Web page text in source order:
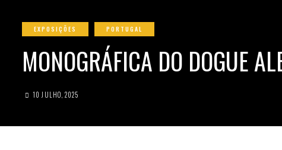
EXPOSIÇÕES PORTUGAL
MONOGRÁFICA DO DOGUE
10 JULHO, 2025